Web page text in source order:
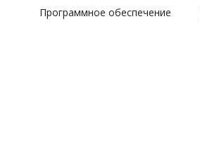
Программное обеспечение